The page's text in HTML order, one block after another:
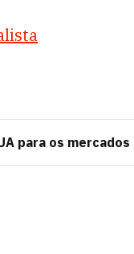
para os mercados